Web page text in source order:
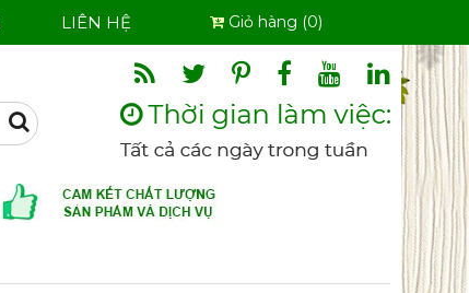
Search
LIÊN HỆ Giỏ hàng (0)